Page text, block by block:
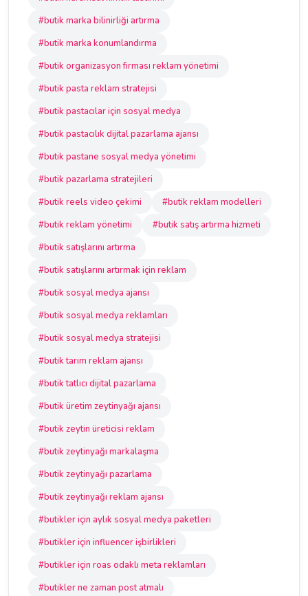
#butik marka bilinirliği artırma
#butik marka konumlandırma
#butik organizasyon firması reklam yönetimi
#butik pasta reklam stratejisi
#butik pastacılar için sosyal medya
#butik pastacılık dijital pazarlama ajansı
#butik pastane sosyal medya yönetimi
#butik pazarlama stratejileri
#butik reels video çekimi
#butik reklam modelleri
#butik reklam yönetimi
#butik satış artırma hizmeti
#butik satışlarını artırma
#butik satışlarını artırmak için reklam
#butik sosyal medya ajansı
#butik sosyal medya reklamları
#butik sosyal medya stratejisi
#butik tarım reklam ajansı
#butik tatlıcı dijital pazarlama
#butik üretim zeytinyağı ajansı
#butik zeytin üreticisi reklam
#butik zeytinyağı markalaşma
#butik zeytinyağı pazarlama
#butik zeytinyağı reklam ajansı
#butikler için aylık sosyal medya paketleri
#butikler için influencer işbirlikleri
#butikler için roas odaklı meta reklamları
#butikler ne zaman post atmalı